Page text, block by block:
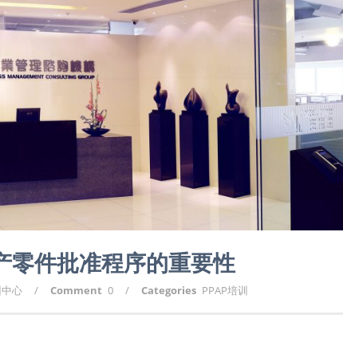
零件批准程序的重要性
心 / Comment 0 / Categories PPAP培训